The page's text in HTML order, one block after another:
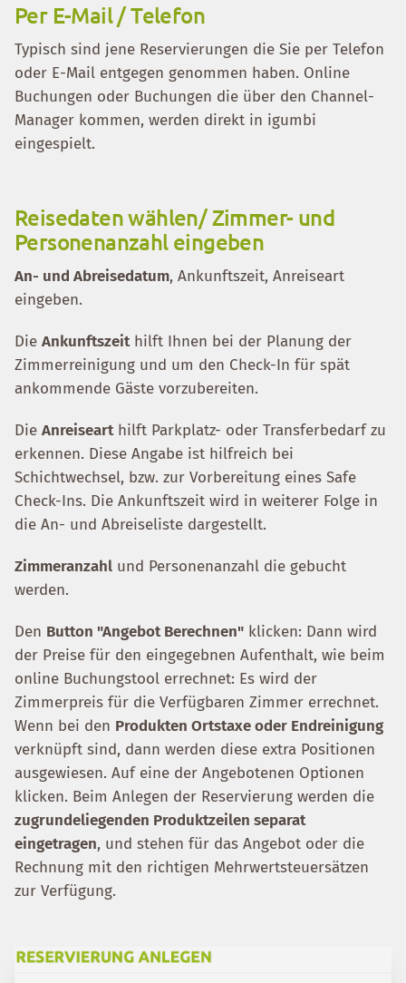
Per E-Mail / Telefon
Typisch sind jene Reservierungen die Sie per Telefon
oder E-Mail entgegen genommen haben. Online
Buchungen oder Buchungen die über den Channel-
Manager kommen, werden direkt in igumbi
eingespielt.
Reisedaten wählen/ Zimmer- und
Personenanzahl eingeben
An- und Abreisedatum, Ankunftszeit, Anreiseart
eingeben.
Die Ankunftszeithilft Ihnen bei der Planung der
Zimmerreinigung und um den Check-In für spät
ankommende Gäste vorzubereiten.
Die Anreisearthilft Parkplatz- oder Transferbedarf zu
erkennen. Diese Angabe ist hilfreich bei
Schichtwechsel, bzw. zur Vorbereitung eines Safe
Check-Ins. Die Ankunftszeit wird in weiterer Folge in
die An- und Abreiseliste dargestellt.
Zimmeranzahl und Personenanzahl die gebucht
werden.
Den Button "Angebot Berechnen" klicken: Dann wird
der Preise für den eingegebnen Aufenthalt, wie beim
online Buchungstool errechnet: Es wird der
Zimmerpreis für die Verfügbaren Zimmer errechnet.
Wenn bei den Produkten Ortstaxe oder Endreinigung
verknüpft sind, dann werden diese extra Positionen
ausgewiesen. Auf eine der Angebotenen Optionen
klicken. Beim Anlegen der Reservierung werden die
zugrundeliegenden Produktzeilen separat
eingetragen, und stehen für das Angebot oder die
Rechnung mit den richtigen Mehrwertsteuersätzen
zur Verfügung.